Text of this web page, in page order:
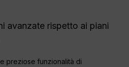
avanzate rispetto ai piani
preziose funzionalità di